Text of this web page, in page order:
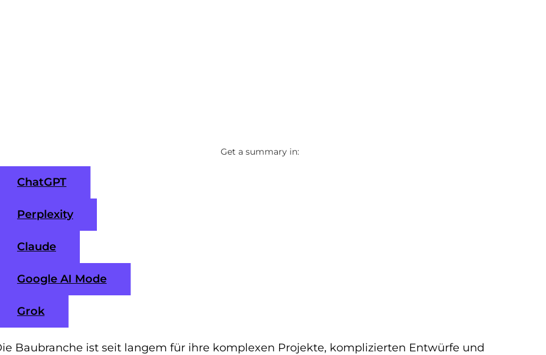
Get a summary in:
ChatGPT
Perplexity
Claude
Google AI Mode
Grok
Baubranche ist seit langem für ihre komplexen Projekte, komplizierten Entwürfe und